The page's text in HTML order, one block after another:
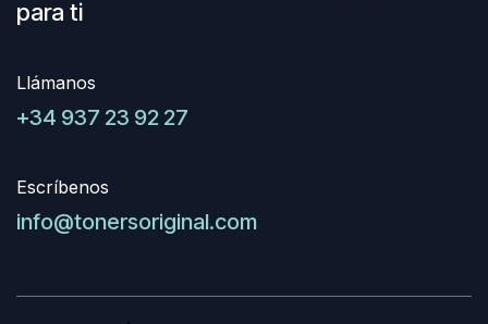
para ti
Llámanos
+34 937 23 92 27
Escríbenos
info@tonersoriginal.com